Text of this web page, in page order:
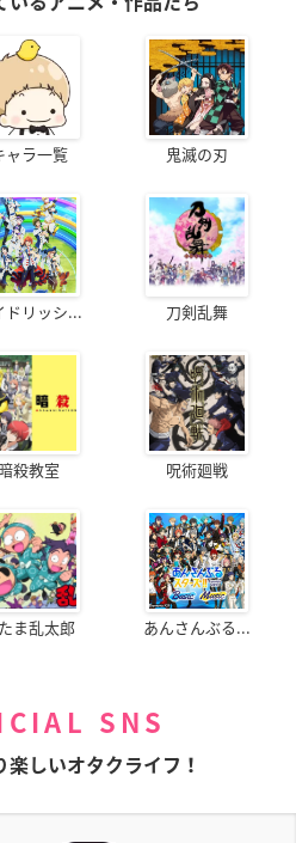
ャラ一覧 鬼滅の刃
ドリッシ... 刀剣乱舞
暗殺教室 呪術廻戦
ま乱太郎 あんさんぶる...
SNS
楽しいオタクライフ！